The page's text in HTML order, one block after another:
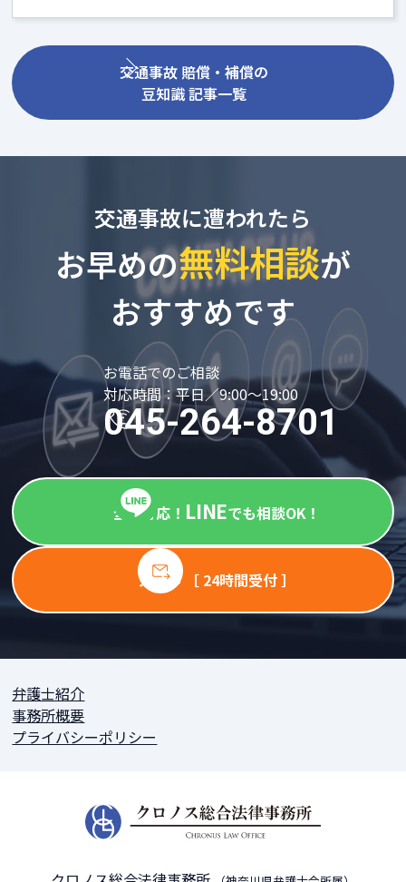
交通事故 賠償・補償の
豆知識 記事一覧
交通事故に遭われたら
お早めの無料相談が
おすすめです
お電話でのご相談
対応時間：平日／9:00～19:00
045-264-8701
全国対応！ LINEでも相談OK！
メール ［ 24時間受付 ］
弁護士紹介
事務所概要
プライバシーポリシー